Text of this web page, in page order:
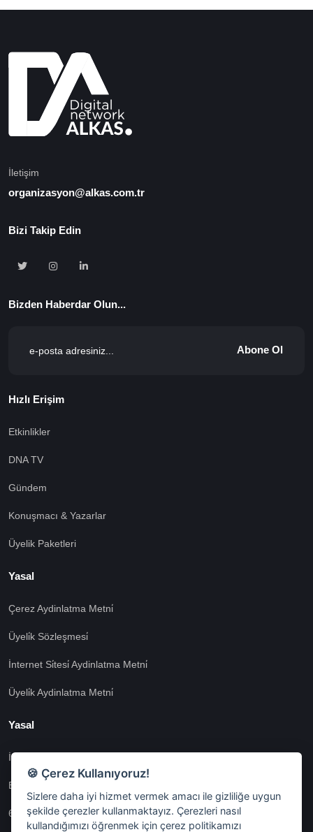
İletişim
organizasyon@alkas.com.tr
Bizi Takip Edin
Bizden Haberdar Olun...
Abone Ol
Hızlı Erişim
Etkinlikler
DNA TV
Gündem
Konuşmacı & Yazarlar
Üyelik Paketleri
Yasal
Çerez Aydinlatma Metni̇
Üyeli̇k Sözleşmesi̇
İnternet Si̇tesi̇ Aydinlatma Metni̇
Üyeli̇k Aydinlatma Metni̇
Yasal
İşlem Rehberi̇
Etk İzni̇ Metni̇
6698 Sayili Kvkk Gereği̇nce Veri̇ Sorumlusuna Başvuru Formu
🍪 Çerez Kullanıyoruz!
Sizlere daha iyi hizmet vermek amacı ile gizliliğe uygun
şekilde çerezler kullanmaktayız. Çerezleri nasıl
kullandığımızı öğrenmek için çerez politikamızı